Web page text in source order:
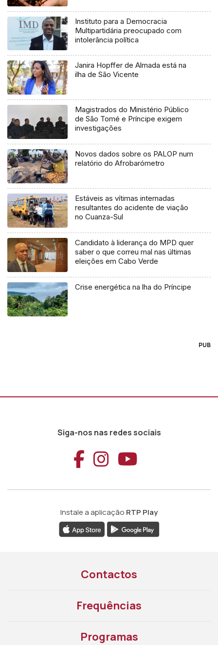
Instituto para a Democracia
Multipartidária preocupado com
intolerância política
Janira Hopffer de Almada está na
ilha de São Vicente
Magistrados do Ministério Público
de São Tomé e Príncipe exigem
investigações
Novos dados sobre os PALOP num
relatório do Afrobarómetro
Estáveis as vítimas internadas
resultantes do acidente de viação
no Cuanza-Sul
Candidato à liderança do MPD quer
saber o que correu mal nas últimas
eleições em Cabo Verde
Crise energética na lha do Príncipe
PUB
Siga-nos nas redes sociais
Aceder ao
Aceder ao
Aceder
Instale a aplicação RTP Play
Contactos
Frequências
Programas